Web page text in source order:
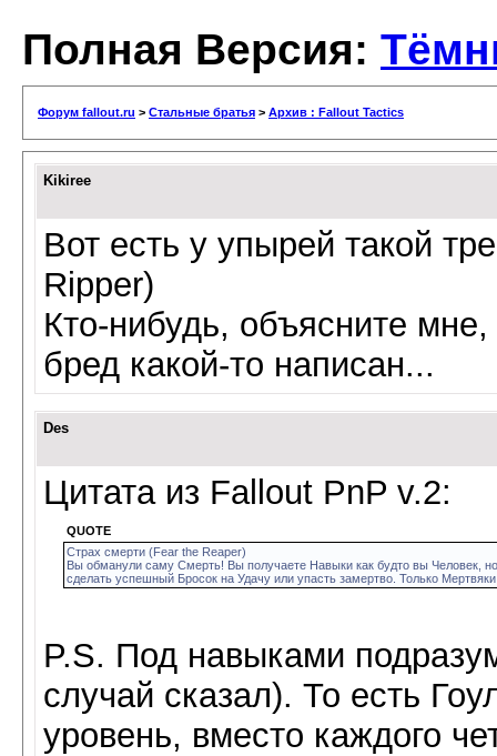
Полная Версия:
Форум fallout.ru > Стальные братья > Архив : Fallout Tactics
Kikiree
Вот есть у упырей такой
Ripper)
Кто-нибудь, объясните
бред какой-то написан...
Des
Цитата из Fallout PnP v.2:
QUOTE
Страх смерти (Fear the Reaper)
Вы обманули саму Смерть! Вы получаете Навыки как будто вы Человек,
сделать успешный Бросок на Удачу или упасть замертво. Только
P.S. Под навыками
случай сказал). То есть
уровень, вместо каждого